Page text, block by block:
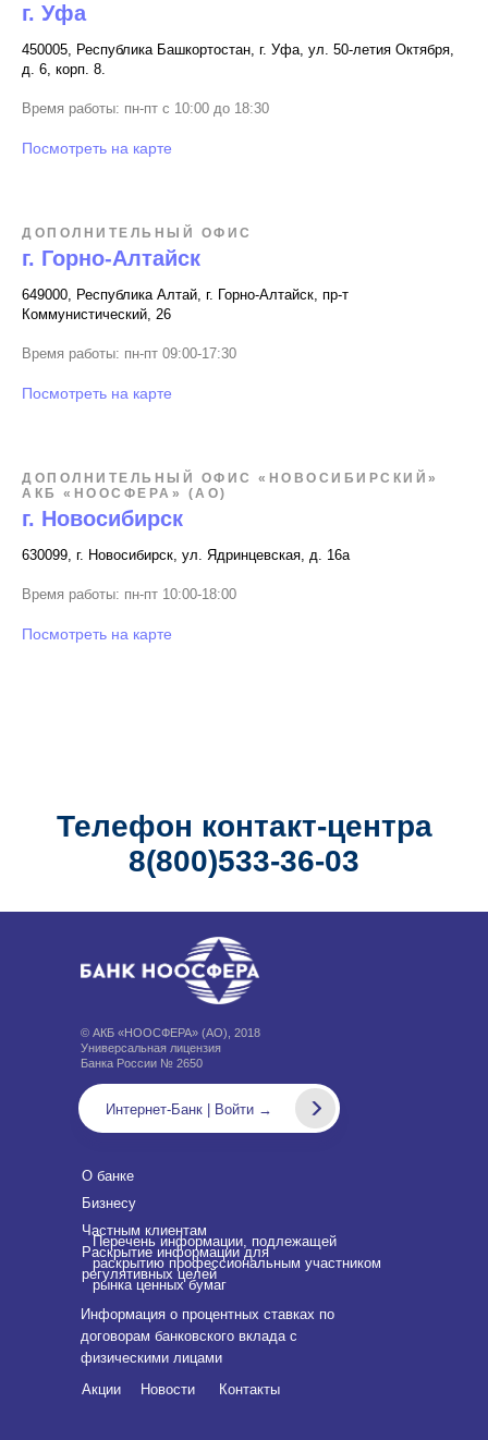
г. Уфа
450005, Республика Башкортостан, г. Уфа, ул. 50-летия Октября,
д. 6, корп. 8.
Время работы: пн-пт с 10:00 до 18:30
Посмотреть на карте
ДОПОЛНИТЕЛЬНЫЙ ОФИС
г. Горно-Алтайск
649000, Республика Алтай, г. Горно-Алтайск, пр-т
Коммунистический, 26
Время работы: пн-пт 09:00-17:30
Посмотреть на карте
ДОПОЛНИТЕЛЬНЫЙ ОФИС «НОВОСИБИРСКИЙ»
АКБ «НООСФЕРА» (АО)
г. Новосибирск
630099, г. Новосибирск, ул. Ядринцевская, д. 16а
Время работы: пн-пт 10:00-18:00
Посмотреть на карте
Телефон контакт-центра
8(800)533-36-03
Интернет-Банк | Войти →
© АКБ «НООСФЕРА» (АО), 2018
Универсальная лицензия
Банка России № 2650
О банке
Бизнесу
Частным клиентам
Акции Новости
Раскрытие информации для
регулятивных целей
Контакты
Информация о процентных ставках по
договорам банковского вклада с
физическими лицами
Перечень информации, подлежащей
раскрытию профессиональным участником
рынка ценных бумаг